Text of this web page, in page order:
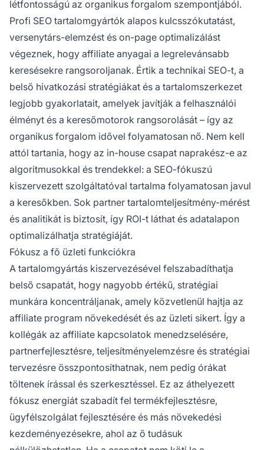
létfontosságú az organikus forgalom szempontjából.
Profi SEO tartalomgyártók alapos kulcsszókutatást,
versenytárs-elemzést és on-page optimalizálást
végeznek, hogy affiliate anyagai a legrelevánsabb
keresésekre rangsoroljanak. Értik a technikai SEO-t, a
belső hivatkozási stratégiákat és a tartalomszerkezet
legjobb gyakorlatait, amelyek javítják a felhasználói
élményt és a keresőmotorok rangsorolását – így az
organikus forgalom idővel folyamatosan nő. Nem kell
attól tartania, hogy az in-house csapat naprakész-e az
algoritmusokkal és trendekkel: a SEO-fókuszú
kiszervezett szolgáltatóval tartalma folyamatosan javul
a keresőkben. Sok partner tartalomteljesítmény-mérést
és analitikát is biztosít, így ROI-t láthat és adatalapon
optimalizálhatja stratégiáját.
Fókusz a fő üzleti funkciókra
A tartalomgyártás kiszervezésével felszabadíthatja
belső csapatát, hogy nagyobb értékű, stratégiai
munkára koncentráljanak, amely közvetlenül hajtja az
affiliate program növekedését és az üzleti sikert. Így a
kollégák az affiliate kapcsolatok menedzselésére,
partnerfejlesztésre, teljesítményelemzésre és stratégiai
tervezésre összpontosíthatnak, nem pedig órákat
töltenek írással és szerkesztéssel. Ez az áthelyezett
fókusz energiát szabadít fel termékfejlesztésre,
ügyfélszolgálat fejlesztésére és más növekedési
kezdeményezésekre, ahol az ő tudásuk